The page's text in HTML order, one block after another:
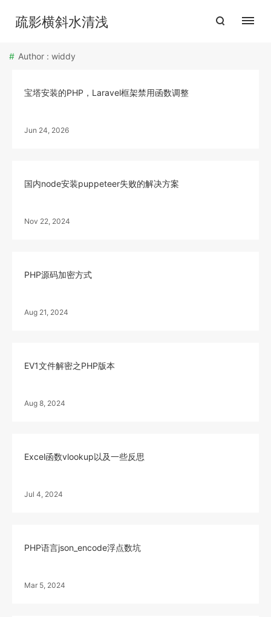
疏影横斜水清浅
Author : widdy
宝塔安装的PHP，Laravel框架禁用函数调整
Jun 24, 2026
国内node安装puppeteer失败的解决方案
Nov 22, 2024
PHP源码加密方式
Aug 21, 2024
EV1文件解密之PHP版本
Aug 8, 2024
Excel函数vlookup以及一些反思
Jul 4, 2024
PHP语言json_encode浮点数坑
Mar 5, 2024